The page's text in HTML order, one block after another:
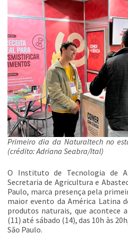
Primeiro dia da Naturaltech no
(crédito: Adriana Seabra/Ital)
O Instituto de Tecnologia de
Secretaria de Agricultura e
Paulo, marca presença pela
maior evento da América Latina
produtos naturais, que acontece
(11) até sábado (14), das 10h às
São Paulo.